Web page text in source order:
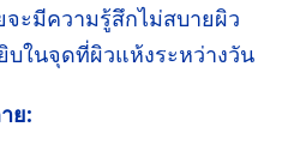
จะมีความรู้สึกไม่สบายผิว
บในจุดที่ผิวแห้งระหว่างวัน
ย: